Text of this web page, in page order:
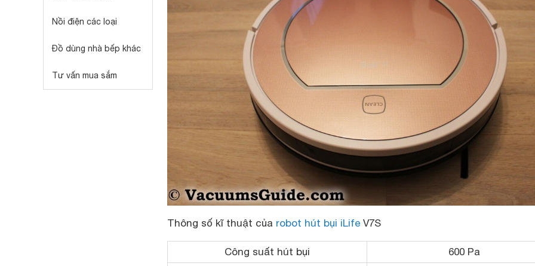
Nồi điện các loại
Đồ dùng nhà bếp khác
Tư vấn mua sắm
Thông số kĩ thuật của robot hút bụi iLife V7S
Công suất hút bụi
600 Pa